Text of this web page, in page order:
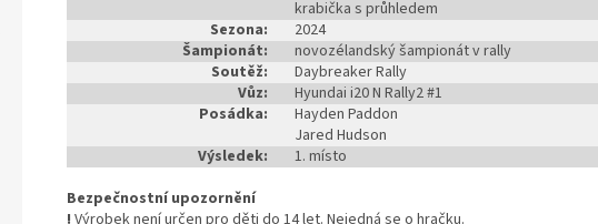
krabička s průhledem
Sezona:
2024
Šampionát:
novozélandský šampionát v rally
Soutěž:
Daybreaker Rally
Vůz:
Hyundai i20 N Rally2 #1
Posádka:
Hayden Paddon
Jared Hudson
Výsledek:
1. místo
Bezpečnostní upozornění
! Výrobek není určen pro děti do 14 let. Nejedná se o hračku.